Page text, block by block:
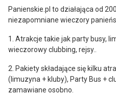
Panienskie.pl to działająca od
niezapomniane wieczory
1. Atrakcje takie jak party busy,
wieczorowy clubbing, rejsy..
2. Pakiety składające się kilku
(limuzyna + kluby), Party Bus +
zamawiane osobno.